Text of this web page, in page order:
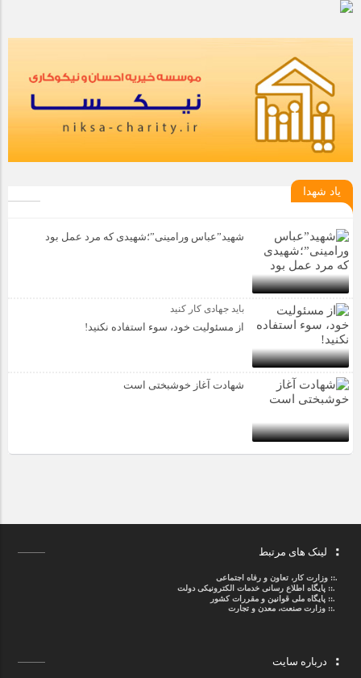
یاد شهدا
شهید”عباس ورامینی”؛شهیدی که مرد عمل بود
باید جهادی کار کنید
از مسئولیت خود، سوء استفاده نکنید!
شهادت آغاز خوشبختی است
لینک های مرتبط
.::وزارت کار، تعاون و رفاه اجتماعی
.::پایگاه اطلاع رسانی خدمات الکترونیکی دولت
.::پایگاه ملی قوانین و مقررات کشور
.:: وزارت صنعت، معدن و تجارت
درباره سایت